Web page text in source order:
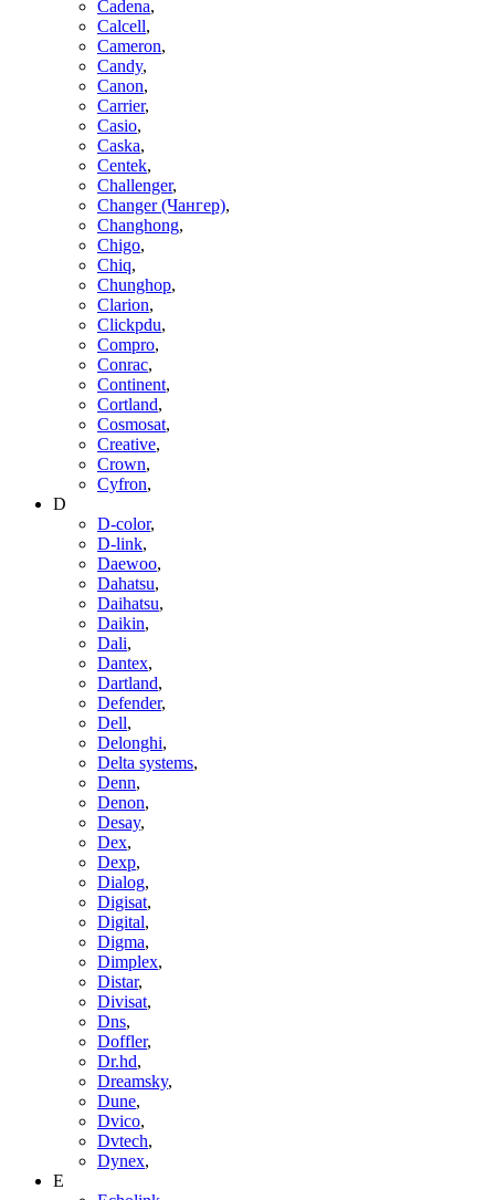
Cadena,
Calcell,
Cameron,
Candy,
Canon,
Carrier,
Casio,
Caska,
Centek,
Challenger,
Changer (Чангер),
Changhong,
Chigo,
Chiq,
Chunghop,
Clarion,
Clickpdu,
Compro,
Conrac,
Continent,
Cortland,
Cosmosat,
Creative,
Crown,
Cyfron,
D
D-color,
D-link,
Daewoo,
Dahatsu,
Daihatsu,
Daikin,
Dali,
Dantex,
Dartland,
Defender,
Dell,
Delonghi,
Delta systems,
Denn,
Denon,
Desay,
Dex,
Dexp,
Dialog,
Digisat,
Digital,
Digma,
Dimplex,
Distar,
Divisat,
Dns,
Doffler,
Dr.hd,
Dreamsky,
Dune,
Dvico,
Dvtech,
Dynex,
E